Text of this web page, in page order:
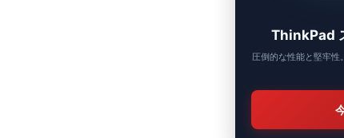
ThinkPad
圧倒的な性能と堅牢性